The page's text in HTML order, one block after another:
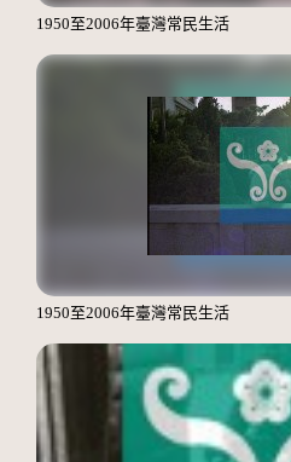
1950至2006年臺灣常民生活
1950至2006年臺灣常民生活